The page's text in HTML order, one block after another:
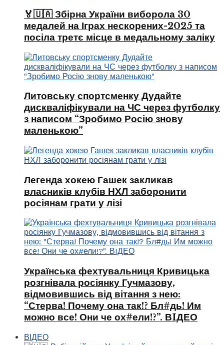
🏅🇺🇦 Збірна України виборола 30
медалей на Іграх нескорених-2025 та
посіла третє місце в медальному заліку
Литовську спортсменку Дудайте
дискваліфікували на ЧС через футболку
з написом “Зробимо Росію знову
маленькою”
Легенда хокею Гашек закликав
власників клубів НХЛ заборонити
росіянам грати у лізі
Українська фехтувальниця Кривицька
розгнівала росіянку Гучмазову,
відмовившись від вітання з нею:
“Стерва! Почему она так!? Бл#дь! Им
можно все! Они че ох#ели!?”. ВIДЕО
ВІДЕО